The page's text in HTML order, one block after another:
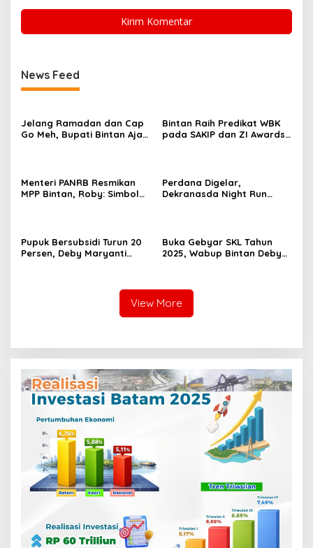
News Feed
Jelang Ramadan dan Cap
Go Meh, Bupati Bintan Ajak
Bintan Raih Predikat WBK
pada SAKIP dan ZI Awards
Menteri PANRB Resmikan
MPP Bintan, Roby: Simbol
Perdana Digelar,
Dekranasda Night Run
Pupuk Bersubsidi Turun 20
Persen, Deby Maryanti
Buka Gebyar SKL Tahun
2025, Wabup Bintan Deby
View More